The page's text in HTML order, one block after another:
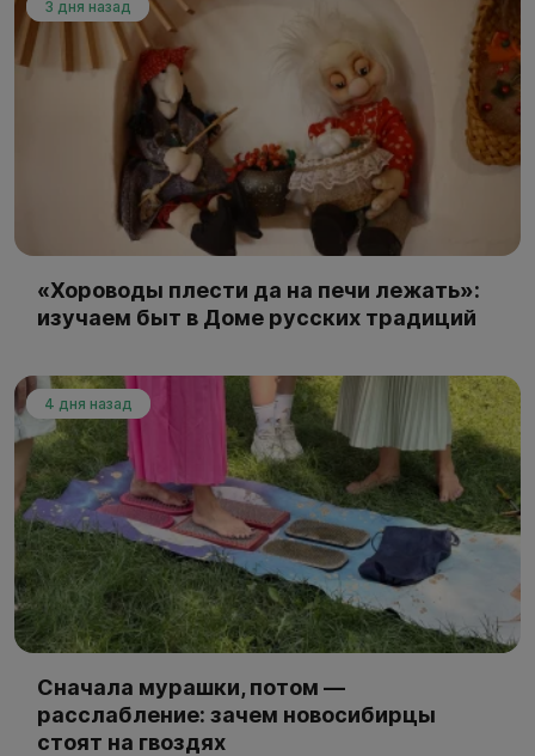
3 дня назад
«Хороводы плести да на печи лежать»:
изучаем быт в Доме русских традиций
4 дня назад
Сначала мурашки, потом —
расслабление: зачем новосибирцы
стоят на гвоздях